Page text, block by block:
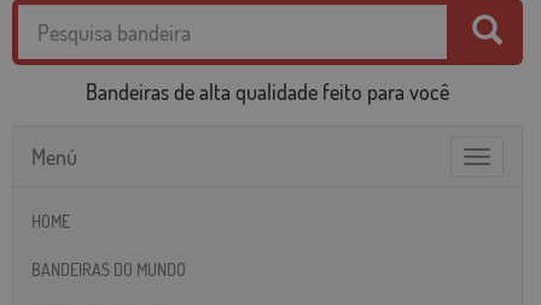
Bandeiras de alta qualidade feito para você
Toggle
Menú
HOME
BANDEIRAS DO MUNDO